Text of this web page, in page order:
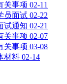
关事项 02-11
员面试 02-22
试通知 02-21
关事项 02-07
关事项 03-08
材料 02-14